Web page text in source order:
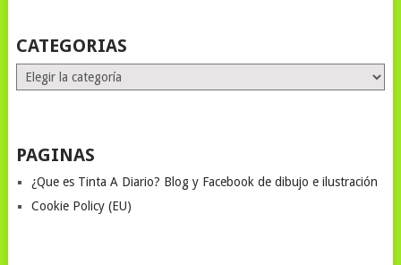
CATEGORIAS
Categorias
PAGINAS
¿Que es Tinta A Diario? Blog y Facebook de dibujo e ilustración
Cookie Policy (EU)